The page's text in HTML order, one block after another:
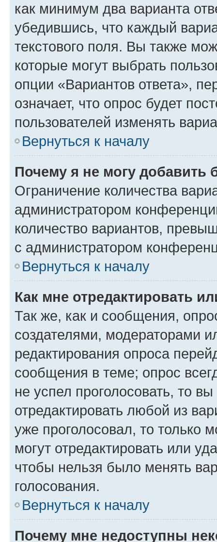
как минимум два варианта
убедившись, что каждый
текстового поля. Вы также
которые могут выбрать
опции «Вариантов ответа»,
означает, что опрос будет
пользователей изменять
Вернуться к началу
Почему я не могу добавить
Ограничение количества
администратором
количество вариантов,
с администратором
Вернуться к началу
Как мне отредактировать
Так же, как и сообщения,
создателями, модераторами
редактирования опроса
сообщения в теме; опрос
не успел проголосовать, то
отредактировать любой из
уже проголосовал, то только
могут отредактировать или
чтобы нельзя было менять
голосования.
Вернуться к началу
Почему мне недоступны